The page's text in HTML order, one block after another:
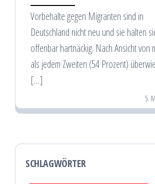
Vorbehalte gegen Migranten sind in
Deutschland nicht neu und sie halten
offenbar hartnäckig. Nach Ansicht von
als jedem Zweiten (54 Prozent)
[…]
5.
SCHLAGWÖRTER